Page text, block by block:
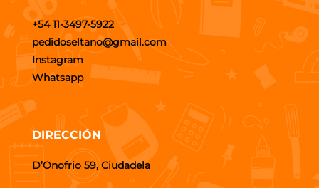
+54 11-3497-5922
pedidoseltano@gmail.com
Instagram
Whatsapp
DIRECCIÓN
D’Onofrio 59, Ciudadela